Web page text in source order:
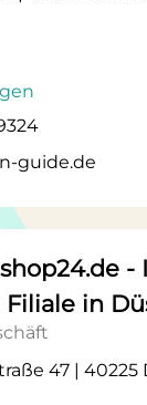
guide.de
-
in
47 | 40225